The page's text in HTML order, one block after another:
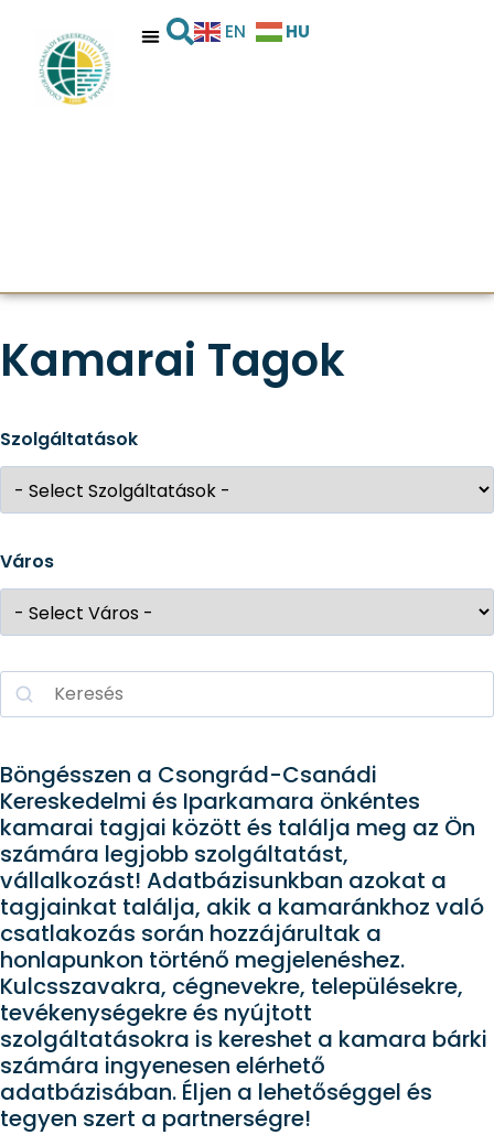
EN HU
Kamarai Tagok
Szolgáltatások
Város
Böngésszen a Csongrád-Csanádi
Kereskedelmi és Iparkamara önkéntes
kamarai tagjai között és találja meg az Ön
számára legjobb szolgáltatást,
vállalkozást! Adatbázisunkban azokat a
tagjainkat találja, akik a kamaránkhoz való
csatlakozás során hozzájárultak a
honlapunkon történő megjelenéshez.
Kulcsszavakra, cégnevekre, településekre,
tevékenységekre és nyújtott
szolgáltatásokra is kereshet a kamara bárki
számára ingyenesen elérhető
adatbázisában. Éljen a lehetőséggel és
tegyen szert a partnerségre!